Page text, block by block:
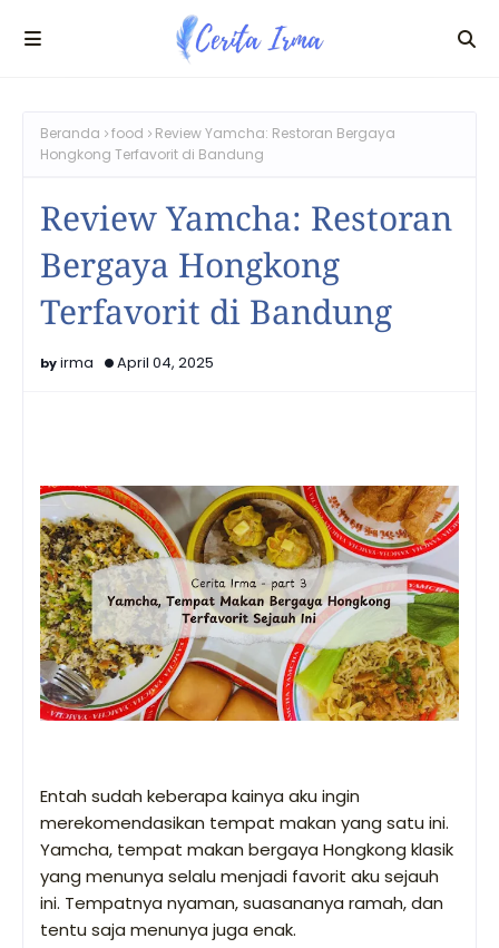
Beranda food
Review Yamcha: Restoran Bergaya
Hongkong Terfavorit di Bandung
Review Yamcha: Restoran
Bergaya Hongkong
Terfavorit di Bandung
irma April 04, 2025
Entah sudah keberapa kainya aku ingin
merekomendasikan tempat makan yang satu ini.
Yamcha, tempat makan bergaya Hongkong klasik
yang menunya selalu menjadi favorit aku sejauh
ini. Tempatnya nyaman, suasananya ramah, dan
tentu saja menunya juga enak.